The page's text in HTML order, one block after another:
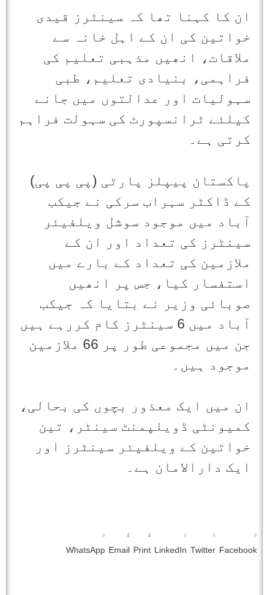
ان کا کہنا تھا کہ سینٹرز قیدی
خواتین کی ان کے اہل خانہ سے
ملاقات، انھیں مذہبی تعلیم کی
فراہمی، بنیادی تعلیم، طبی
سہولیات اور عدالتوں میں جانے
کیلئے ٹرانسپورٹ کی سہولت فراہم
کرتی ہے۔
پاکستان پیپلز پارٹی (پی پی پی)
کے ڈاکٹر سہراب سرکی نے جیکب
آباد میں موجود سوشل ویلفیئر
سینٹرز کی تعداد اور ان کے
ملازمین کی تعداد کے بارے میں
استفسار کیا، جس پر انھیں
صوبائی وزیر نے بتایا کہ جیکب
آباد میں 6 سینٹرز کام کررہے ہیں
جن میں مجموعی طور پر 66 ملازمین
موجود ہیں۔
ان میں ایک معذور بچوں کی بحالی،
کمیونٹی ڈویلپمنٹ سینٹر، تین
خواتین کے ویلفیئر سینٹرز اور
ایک دارالامان ہے۔
Facebook
Twitter
LinkedIn
Print
Email
WhatsApp